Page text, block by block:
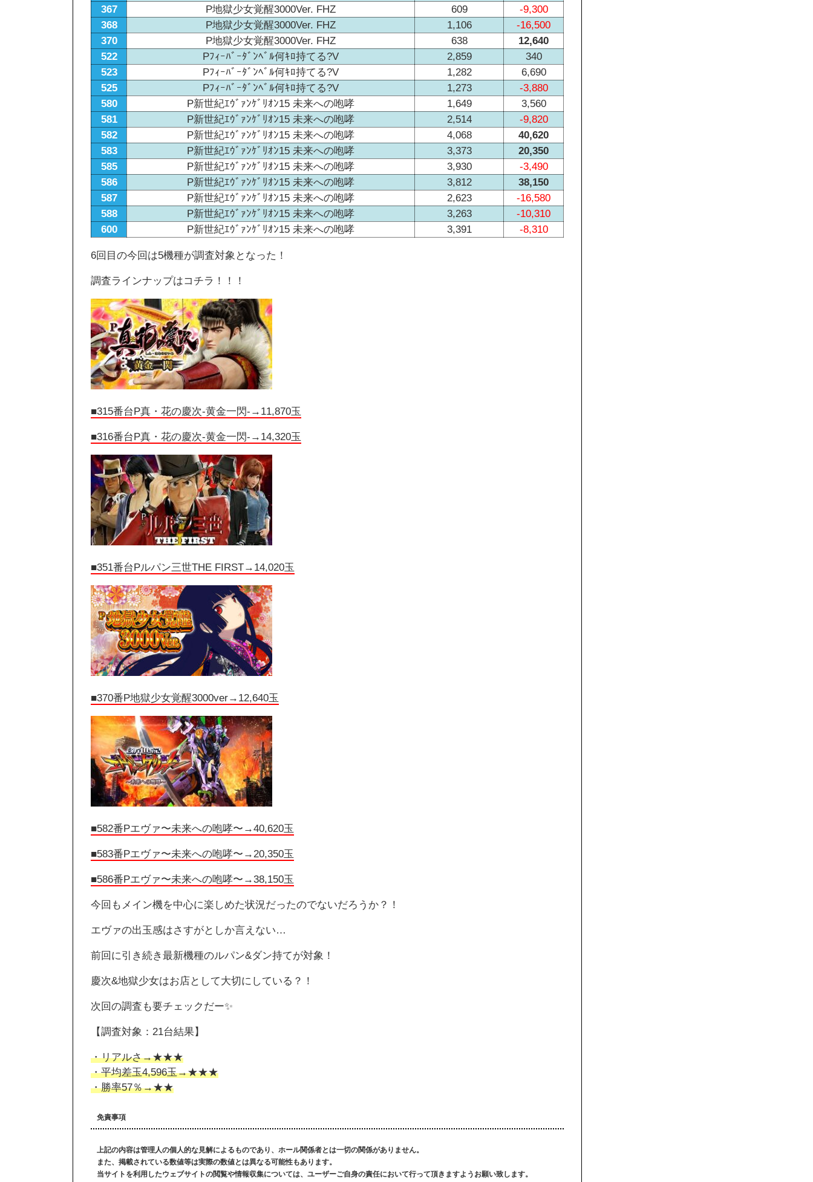
367
P地獄少女覚醒3000Ver. FHZ 609
-9,300
368
P地獄少女覚醒3000Ver. FHZ 1,106
-16,500
370
P地獄少女覚醒3000Ver. FHZ 638
12,640
522
Pﾌｨｰﾊﾞｰﾀﾞﾝﾍﾞﾙ何ｷﾛ持てる?V 2,859
340
523
Pﾌｨｰﾊﾞｰﾀﾞﾝﾍﾞﾙ何ｷﾛ持てる?V 1,282
6,690
525
Pﾌｨｰﾊﾞｰﾀﾞﾝﾍﾞﾙ何ｷﾛ持てる?V 1,273
-3,880
580
P新世紀ｴｳﾞｧﾝｹﾞﾘｵﾝ15 未来への咆哮 1,649
3,560
581
P新世紀ｴｳﾞｧﾝｹﾞﾘｵﾝ15 未来への咆哮 2,514
-9,820
582
P新世紀ｴｳﾞｧﾝｹﾞﾘｵﾝ15 未来への咆哮 4,068
40,620
583
P新世紀ｴｳﾞｧﾝｹﾞﾘｵﾝ15 未来への咆哮 3,373
20,350
585
P新世紀ｴｳﾞｧﾝｹﾞﾘｵﾝ15 未来への咆哮 3,930
-3,490
586
P新世紀ｴｳﾞｧﾝｹﾞﾘｵﾝ15 未来への咆哮 3,812
38,150
587
P新世紀ｴｳﾞｧﾝｹﾞﾘｵﾝ15 未来への咆哮 2,623
-16,580
588
P新世紀ｴｳﾞｧﾝｹﾞﾘｵﾝ15 未来への咆哮 3,263
-10,310
600
P新世紀ｴｳﾞｧﾝｹﾞﾘｵﾝ15 未来への咆哮 3,391 -8,310
6回目の今回は5機種が調査対象となった！
調査ラインナップはコチラ！！！
■315番台P真・花の慶次-黄金一閃-→11,870玉
■316番台P真・花の慶次-黄金一閃-→14,320玉
■351番台Pルパン三世THE FIRST→14,020玉
■370番P地獄少女覚醒3000ver→12,640玉
■582番Pエヴァ〜未来への咆哮〜 →40,620玉
■583番Pエヴァ〜未来への咆哮〜→20,350玉
■586番Pエヴァ〜未来への咆哮〜 →38,150玉
今回もメイン機を中心に楽しめた状況だったのでないだろうか？！
エヴァの出玉感はさすがとしか言えない…
前回に引き続き最新機種のルパン&ダン持てが対象！
慶次&地獄少女はお店として大切にしている？！
次回の調査も要チェックだー✨
【調査対象：21台結果】
・リアルさ→★★★
・平均差玉4,596玉→★★★
・勝率57％→★★
免責事項
上記の内容は管理人の個人的な見解によるものであり、ホール関係者とは一切の関係がありません。
また、掲載されている数値等は実際の数値とは異なる可能性もあります。
当サイトを利用したウェブサイトの閲覧や情報収集については、ユーザーご自身の責任において行って頂きますようお願い致します。